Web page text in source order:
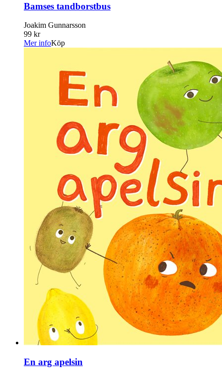
Bamses tandborstbus
Joakim Gunnarsson
99 kr
Mer infoKöp
En arg apelsin